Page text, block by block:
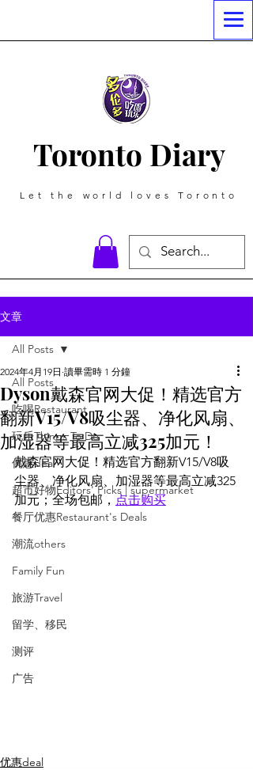
Toronto Diary
Let the world loves Toronto
文章
All Posts
吃喝Restaurant
玩乐Things To Do
优惠deal
超市好物Editors' Picks | supermarket
餐厅优惠Restaurant's Deals
潮流others
Family Fun
旅游Travel
留学、移民
测评
广告
All Posts
Dyson戴森官网大促！精选官方
翻新V15/V8吸尘器、净化风扇、
加湿器等最高立减325加元！
2024年4月19日 讀畢需時 1 分鐘
戴森官网大促！ 精选官方翻新V15/V8吸
尘器、净化风扇、加湿器等最高立减325
加元；全场包邮 ， 点击购买
优惠deal